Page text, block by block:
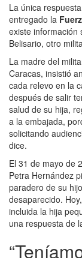
La única
entregado la
existe información
Belisario, otro
La madre del
Caracas, insistió
cada relevo en la
después de salir
salud de su hija,
a la embajada,
solicitando
dice.
El 31 de mayo de
Petra Hernández
paradero de su
desaparecido.
incluida la hija
una respuesta de